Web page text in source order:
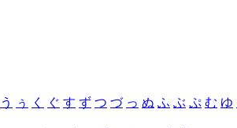
う ぅ く ぐ す ず つ づ っ ぬ ふ ぶ ぷ む ゆ